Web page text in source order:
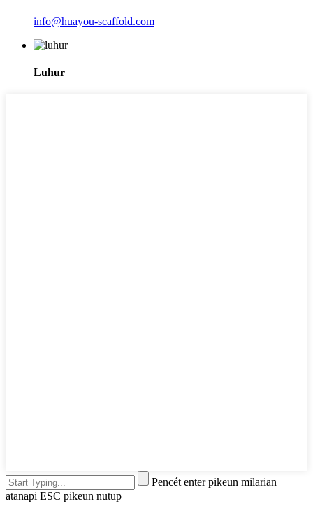
info@huayou-scaffold.com
Luhur
Pencét enter pikeun milarian
atanapi ESC pikeun nutup